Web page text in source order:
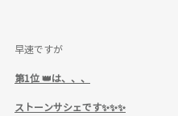
早速ですが
第1位 👑は、、、
ストーンサシェです✨✨✨